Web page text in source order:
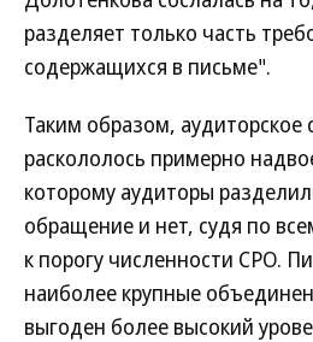
разделяет только часть
содержащихся в письме".
Таким образом, аудиторское
раскололось примерно
которому аудиторы
обращение и нет, судя по
к порогу численности СРО.
наиболее крупные
выгоден более высокий